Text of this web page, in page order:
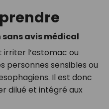
sans avis médical
irriter l’estomac ou
personnes sensibles ou
Il est donc
dilué et intégré aux